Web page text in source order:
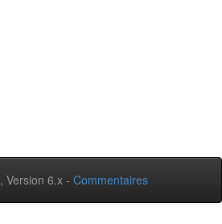
, Version 6.x - Commentaires